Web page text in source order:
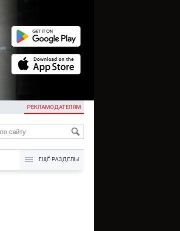
РЕКЛАМОДАТЕЛЯМ
KG
ЕЩЁ РАЗДЕЛЫ